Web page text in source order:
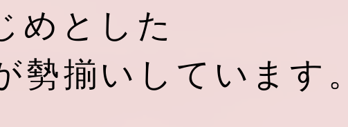
めとした
勢揃いしています。